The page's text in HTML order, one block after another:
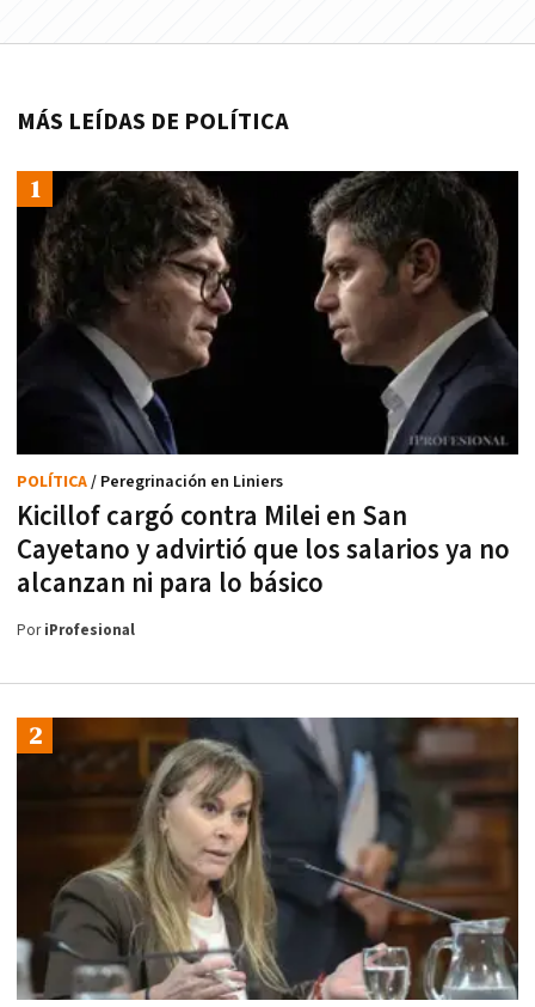
MÁS LEÍDAS DE POLÍTICA
Kicillof cargó contra Milei en San
Cayetano y advirtió que los salarios ya no
alcanzan ni para lo básico
POLÍTICA/ Peregrinación en Liniers
PoriProfesional